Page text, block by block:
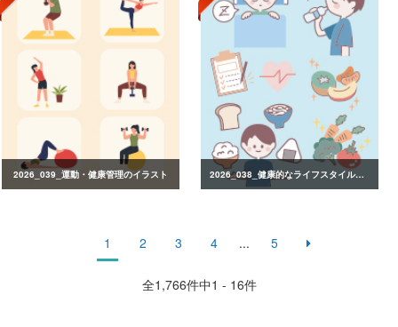
2026_039_運動・健康管理のイラスト 2026_038_健康的なライフスタイルのイラスト
1 2 3 4 ... 5
全1,766件中1 - 16件